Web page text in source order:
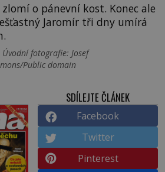
o pánevní kost. Konec ale
Jaromír tři dny umírá
fotografie: Josef
Public domain
SDÍLEJTE ČLÁNEK
Facebook
Twitter
Pinterest